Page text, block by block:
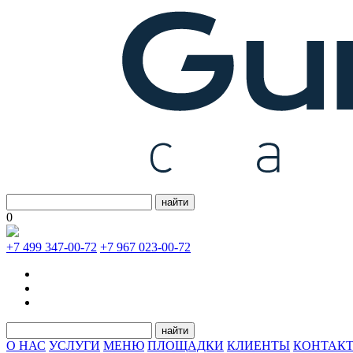
найти
0
+7 499 347-00-72 +7 967 023-00-72
найти
О НАС УСЛУГИ МЕНЮ ПЛОЩАДКИ КЛИЕНТЫ